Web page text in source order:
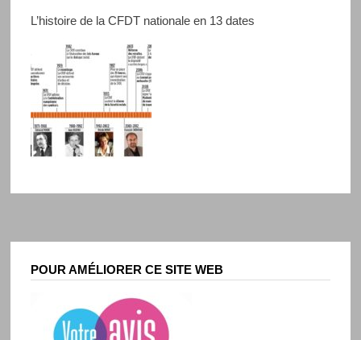
L’histoire de la CFDT nationale en 13 dates
POUR AMÉLIORER CE SITE WEB